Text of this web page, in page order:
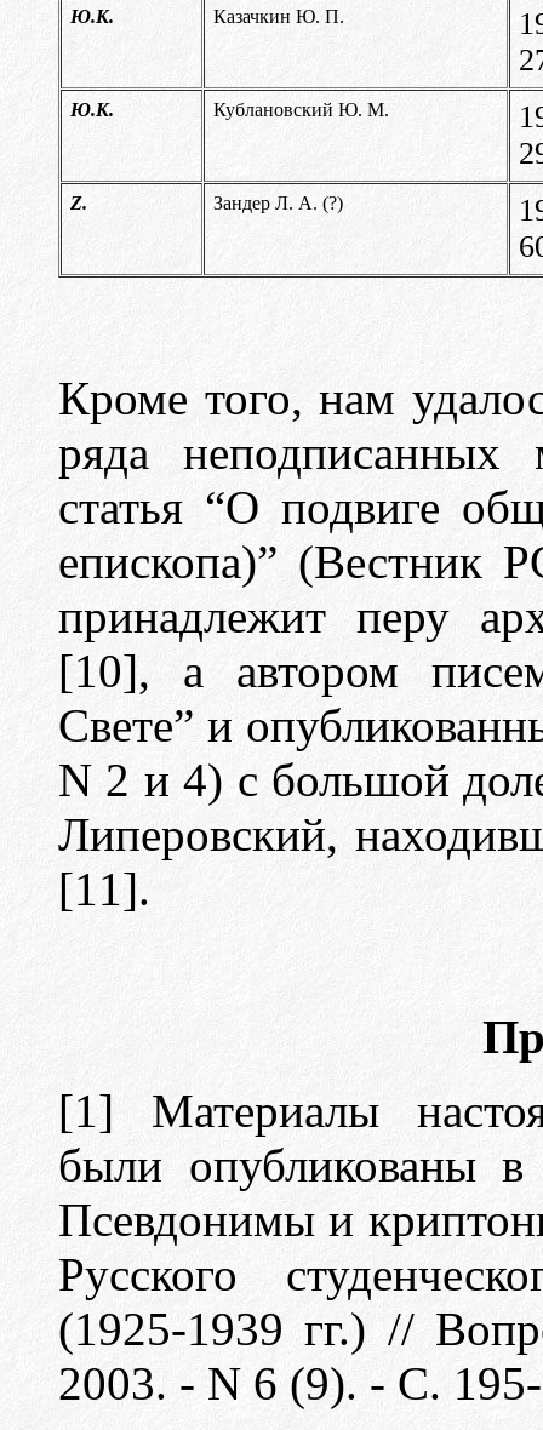
Ю.К. Казачкин Ю. П.
Ю.К. Кублановский Ю. М.
Z. Зандер Л. А. (?)
Кроме того, нам
ряда неподписанных
статья “О подвиге
епископа)” (Вестник
принадлежит перу
[10], а автором
Свете” и
N 2 и 4) с большой
Липеровский,
[11].
[1] Материалы
были опубликованы в
Псевдонимы и
Русского
(1925-1939 гг.) //
2003. - N 6 (9). - С.